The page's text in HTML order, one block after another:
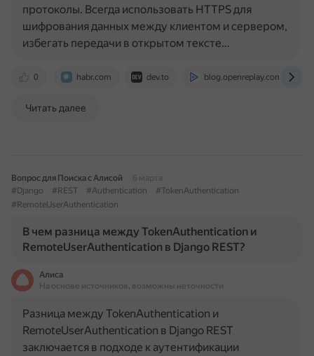
0 habr.com dev.to blog.openreplay.com
протоколы. Всегда использовать HTTPS для
шифрования данных между клиентом и сервером,
избегать передачи в открытом тексте…
Читать далее
Вопрос для Поиска с Алисой
6 марта
#Django
#REST #Authentication
#TokenAuthentication
#RemoteUserAuthentication
В чем разница между TokenAuthentication и
RemoteUserAuthentication в Django REST?
Алиса
На основе источников, возможны неточности
Разница между TokenAuthentication и
RemoteUserAuthentication в Django REST
заключается в подходе к аутентификации